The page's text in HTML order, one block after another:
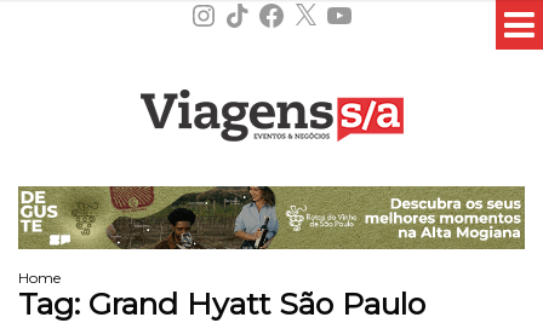
Instagram
TikTokFacebook
X YouTube
Home
Tag: Grand Hyatt São Paulo